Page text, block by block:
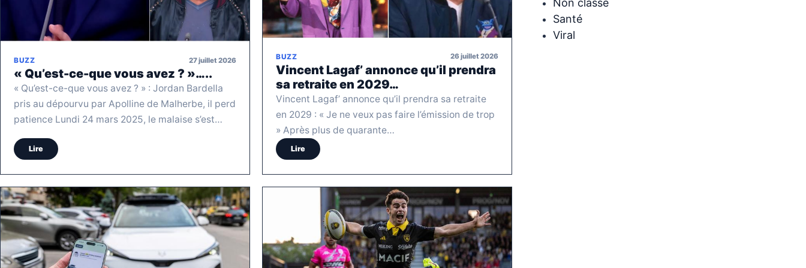
BUZZ 27 juillet 2026
« Qu’est-ce-que vous avez ? »…..
« Qu’est-ce-que vous avez ? » : Jordan Bardella
pris au dépourvu par Apolline de Malherbe, il perd
patience Lundi 24 mars 2025, le malaise s’est…
Lire
BUZZ 26 juillet 2026
Vincent Lagaf’ annonce qu’il prendra
sa retraite en 2029…
Vincent Lagaf’ annonce qu’il prendra sa retraite
en 2029 : « Je ne veux pas faire l’émission de trop
» Après plus de quarante…
Lire
Non classé
Santé
Viral